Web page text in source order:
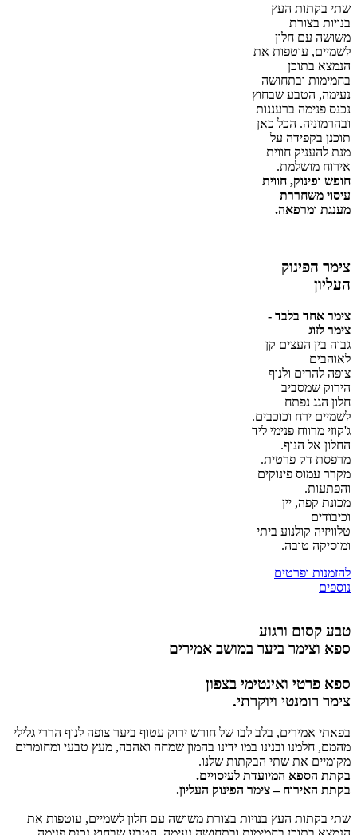
שתי בקתות העץ
בנויות בצורת
משושה עם חלון
לשמיים, עוטפות את
הנמצא בתוכן
בחמימות ובתחושה
נעימה, הטבע שבחוץ
נכנס פנימה ברעננות
ובהרמוניה. הכל כאן
תוכנן בקפידה על
מנת להעניק חווית
אירוח מושלמת.
חופש ופינוק, חווית
עיסוי משחררת
מענגת ומרפאה.
צימר הפינוק
העליון
צימר אחד בלבד -
צימר לזוג
גבוה בין העצים קן
לאוהבים
צופה להרים ולנוף
הירוק שמסביב
חלון הגג נפתח
לשמיים ירח וכוכבים.
ג'קוזי מרווח פנימי ליד
החלון אל הנוף.
מרפסת דק פרטית.
מקרר עמוס פינוקים
והפתעות.
מכונת קפה, יין
וכיבודים
טלוויזיה קולנוע ביתי
ומוסיקה טובה.
להזמנות ופרטים
נוספים
טבע קסום ורגוע
ספא וצימר ביער במושב אמירים
ספא פרטי ואינטימי בצפון
צימר רומנטי ויוקרתי.
בפאתי אמירים, בלב לבו של חורש ירוק עטוף ביער צופה לנוף הררי גלילי
מהמם, חלמנו ובנינו במו ידינו בהמון שמחה ואהבה, מעץ טבעי ומחומרים
מקומיים את שתי הבקתות שלנו.
בקתת הספא המיועדת לעיסויים.
בקתת האירוח – צימר הפינוק העליון.
שתי בקתות העץ בנויות בצורת משושה עם חלון לשמיים, עוטפות את